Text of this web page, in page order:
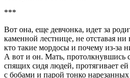
***
Вот она, еще девчонка, идет за
каменной лестнице, не отставая ни
кто такие мордосы и почему из-за
А вот и он. Мать, протолкнувшись
спящих сидя людей, протягивает ей
с бобами и парой тонко